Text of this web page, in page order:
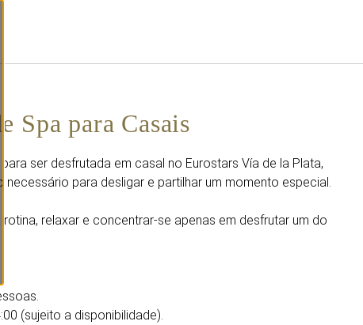
Spa para Casais
ser desfrutada em casal no Eurostars Vía de la Plata,
para desligar e partilhar um momento especial.
relaxar e concentrar-se apenas em desfrutar um do
(sujeito a disponibilidade).